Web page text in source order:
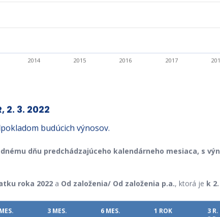
2014 2015 2016 2017
2. 3. 2022
budúcich výnosov.
dňu predchádzajúceho kalendárneho mesiaca, s
roka 2022 a Od založenia/ Od založenia p.a., ktorá je k
3 MES. 6 MES. 1 ROK 3